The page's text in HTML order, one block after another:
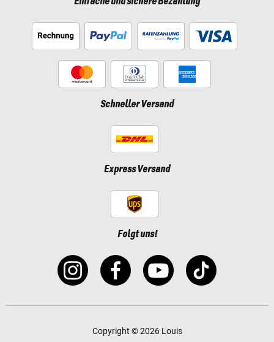
Schneller Versand
Express Versand
Folgt uns!
Copyright © 2026 Louis